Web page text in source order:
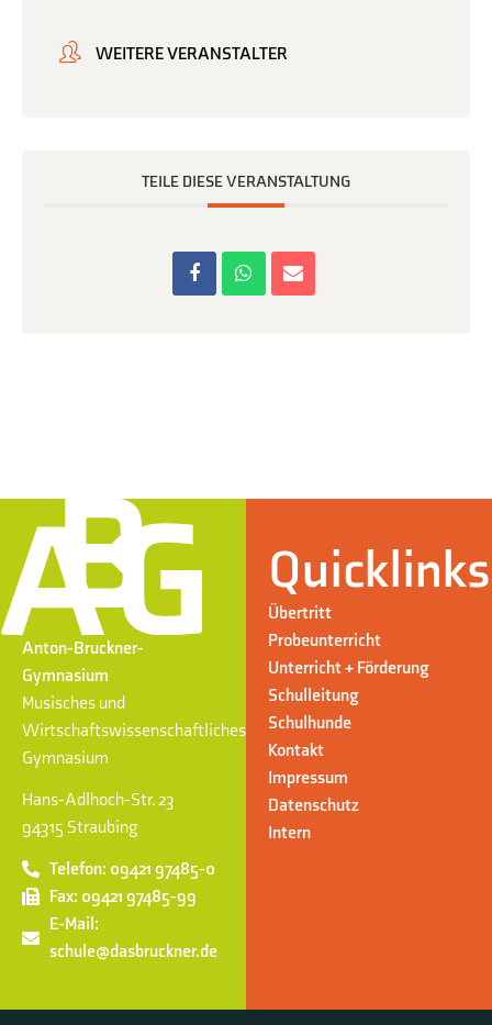
WEITERE VERANSTALTER
TEILE DIESE VERANSTALTUNG
Anton-Bruckner-
Gymnasium
Musisches und
Wirtschaftswissenschaftliches
Gymnasium
Hans-Adlhoch-Str. 23
94315 Straubing
Telefon: 09421 97485-0
Fax: 09421 97485-99
E-Mail:
schule@dasbruckner.de
Quicklinks
Übertritt
Probeunterricht
Unterricht + Förderung
Schulleitung
Schulhunde
Kontakt
Impressum
Datenschutz
Intern